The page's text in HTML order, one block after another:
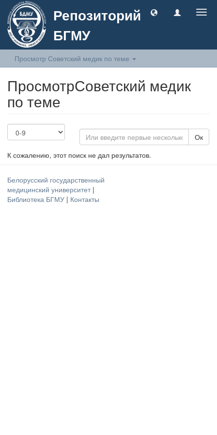
Репозиторий
БГМУ
Просмотр Советский медик по теме
ПросмотрСоветский медик
по теме
Ок
К сожалению, этот поиск не дал результатов.
Белорусский государственный
медицинский университет |
Библиотека БГМУ | Контакты